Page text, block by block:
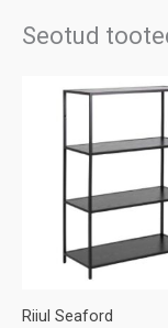
Seotud
Riiul Seaford